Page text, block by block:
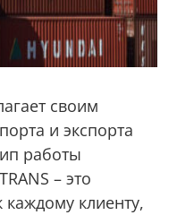
своим
и экспорта
работы
– это
клиенту,